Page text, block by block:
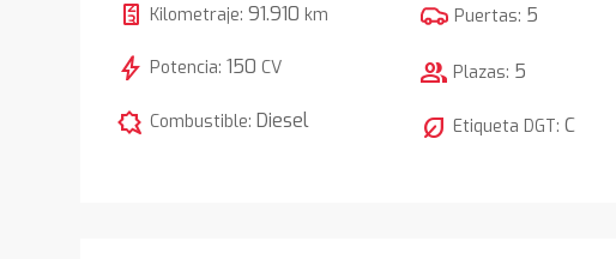
Kilometraje:91.910 km
bolt Potencia:150 CV
comic_bubble Combustible:Diesel
Puertas: 5
group Plazas: 5
nest_eco_leaf Etiqueta DGT:C